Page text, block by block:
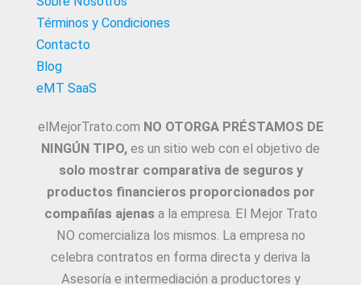
Términos y Condiciones
Contacto
Blog
eMT SaaS
elMejorTrato.com NO OTORGA PRÉSTAMOS DE
NINGÚN TIPO, es un sitio web con el objetivo de
solo mostrar comparativa de seguros y
productos financieros proporcionados por
compañías ajenasa la empresa. El Mejor Trato
NO comercializa los mismos. La empresa no
celebra contratos en forma directa y deriva la
Asesoría e intermediación a productores y